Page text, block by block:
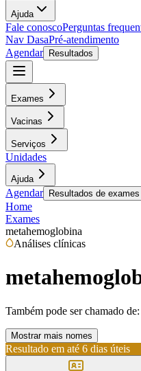
Ajuda
Fale conoscoPerguntas
Nav DasaPré-atendimento
Agendar
Resultados
Exames
Vacinas
Serviços
Unidades
Ajuda
Agendar Resultados de exames
Home
Exames
metahemoglobina
Análises clínicas
Também pode ser chamado de:
Mostrar mais nomes
Resultado em até 6 dias úteis